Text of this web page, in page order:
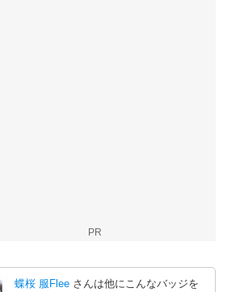
PR
蝶桜 服Flee さんは他にこんなバッジを